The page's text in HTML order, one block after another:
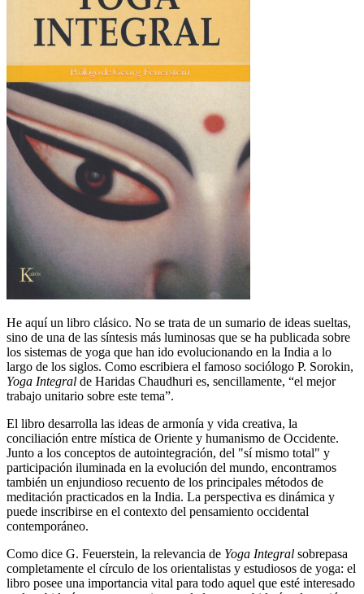
He aquí un libro clásico. No se trata de un sumario de ideas sueltas,
sino de una de las síntesis más luminosas que se ha publicada sobre
los sistemas de yoga que han ido evolucionando en la India a lo
largo de los siglos. Como escribiera el famoso sociólogo P. Sorokin,
Yoga Integral de Haridas Chaudhuri es, sencillamente,
el mejor
trabajo unitario sobre este tema .
El libro desarrolla las ideas de armonía y vida creativa, la
conciliación entre mística de Oriente y humanismo de Occidente.
Junto a los conceptos de autointegración, del "sí mismo total" y
participación iluminada en la evolución del mundo, encontramos
también un enjundioso recuento de los principales métodos de
meditación practicados en la India. La perspectiva es dinámica y
puede inscribirse en el contexto del pensamiento occidental
contemporáneo.
Como dice G. Feuerstein, la relevancia de Yoga Integral sobrepasa
completamente el círculo de los orientalistas y estudiosos de yoga: el
libro posee una importancia vital para todo aquel que esté interesado